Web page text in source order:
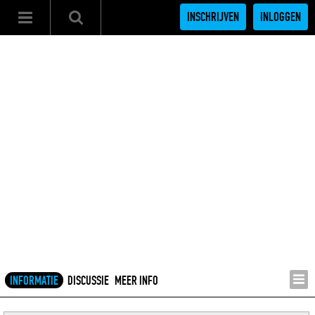
INSCHRIJVEN INLOGGEN
INFORMATIE DISCUSSIE MEER INFO